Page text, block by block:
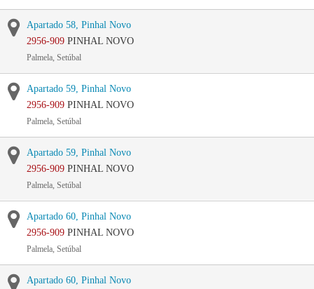
Apartado 58, Pinhal Novo
2956-909 PINHAL NOVO
Palmela, Setúbal
Apartado 59, Pinhal Novo
2956-909 PINHAL NOVO
Palmela, Setúbal
Apartado 59, Pinhal Novo
2956-909 PINHAL NOVO
Palmela, Setúbal
Apartado 60, Pinhal Novo
2956-909 PINHAL NOVO
Palmela, Setúbal
Apartado 60, Pinhal Novo